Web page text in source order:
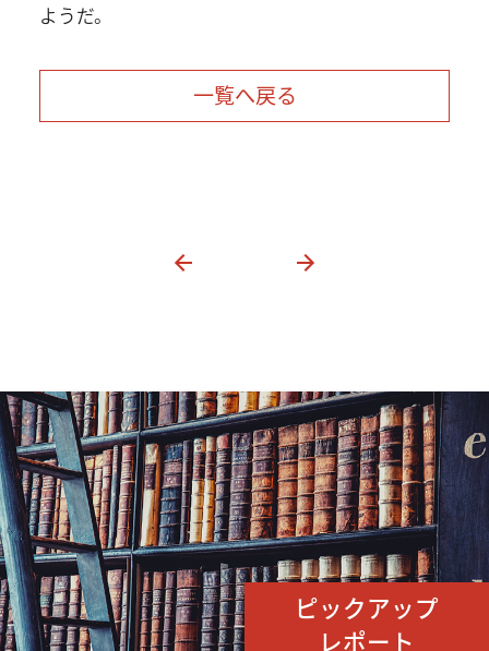
ようだ。
一覧へ戻る
ピックアップ
レポート